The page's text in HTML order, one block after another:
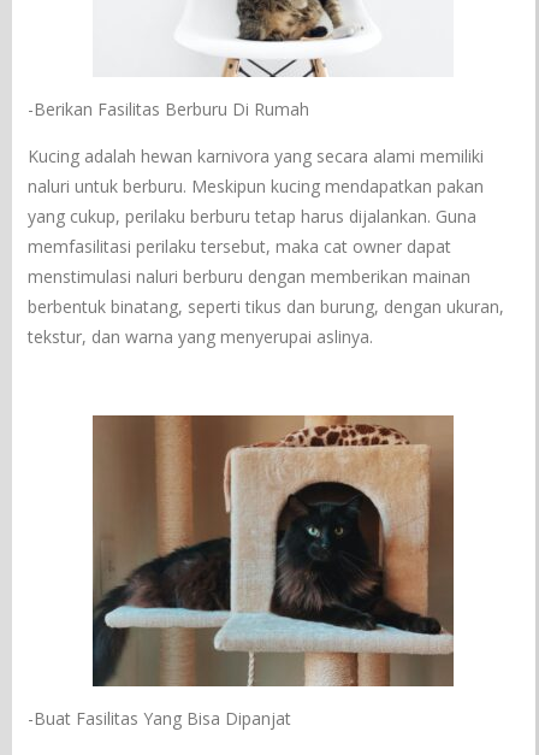
-Berikan Fasilitas Berburu Di Rumah
Kucing adalah hewan karnivora yang secara alami memiliki
naluri untuk berburu. Meskipun kucing mendapatkan pakan
yang cukup, perilaku berburu tetap harus dijalankan. Guna
memfasilitasi perilaku tersebut, maka cat owner dapat
menstimulasi naluri berburu dengan memberikan mainan
berbentuk binatang, seperti tikus dan burung, dengan ukuran,
tekstur, dan warna yang menyerupai aslinya.
-Buat Fasilitas Yang Bisa Dipanjat